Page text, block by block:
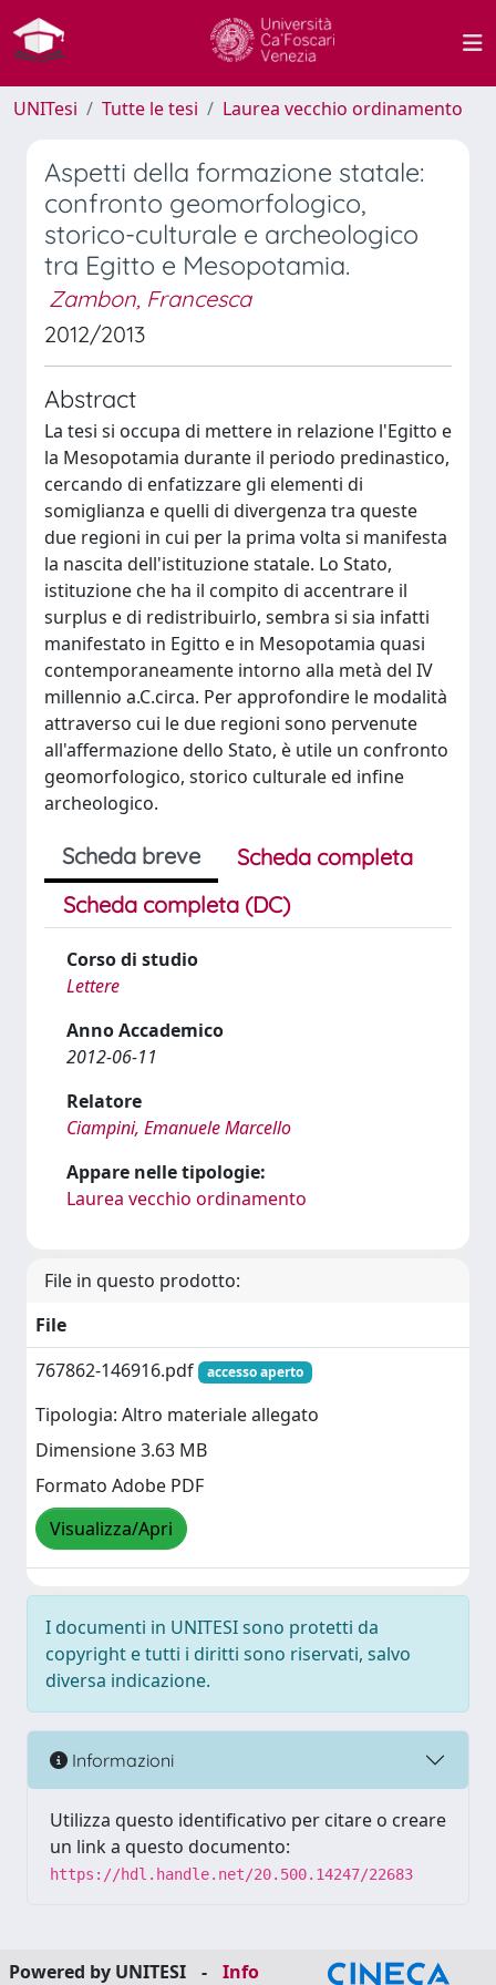
UNITesi Tutte le tesi Laurea vecchio ordinamento
Aspetti della formazione statale:
confronto geomorfologico,
storico-culturale e archeologico
tra Egitto e Mesopotamia.
Zambon, Francesca
2012/2013
Abstract
La tesi si occupa di mettere in relazione l'Egitto e
la Mesopotamia durante il periodo predinastico,
cercando di enfatizzare gli elementi di
somiglianza e quelli di divergenza tra queste
due regioni in cui per la prima volta si manifesta
la nascita dell'istituzione statale. Lo Stato,
istituzione che ha il compito di accentrare il
surplus e di redistribuirlo, sembra si sia infatti
manifestato in Egitto e in Mesopotamia quasi
contemporaneamente intorno alla metà del IV
millennio a.C.circa. Per approfondire le modalità
attraverso cui le due regioni sono pervenute
all'affermazione dello Stato, è utile un confronto
geomorfologico, storico culturale ed infine
archeologico.
Scheda breve
Scheda completa
Scheda completa (DC)
Corso di studio
Lettere
Anno Accademico
2012-06-11
Relatore
Ciampini, Emanuele Marcello
Appare nelle tipologie:
Laurea vecchio ordinamento
File in questo prodotto:
File
767862-146916.pdf
accesso aperto
Tipologia: Altro materiale allegato
Dimensione 3.63 MB
Formato Adobe PDF
Visualizza/Apri
I documenti in UNITESI sono protetti da
copyright e tutti i diritti sono riservati, salvo
diversa indicazione.
Informazioni
Utilizza questo identificativo per citare o creare
un link a questo documento:
https://hdl.handle.net/20.500.14247/22683
Powered by UNITESI - Info